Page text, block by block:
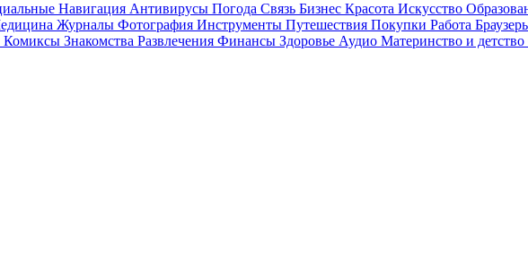
Навигация Антивирусы Погода Связь Бизнес Красота Искусство
Журналы Фотография Инструменты Путешествия Покупки Работа
Комиксы Знакомства Развлечения Финансы Здоровье Аудио Материнство и детство